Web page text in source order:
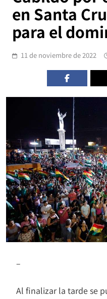
en Santa
para el
11 de noviembre de 2022
–
Al finalizar la tarde se